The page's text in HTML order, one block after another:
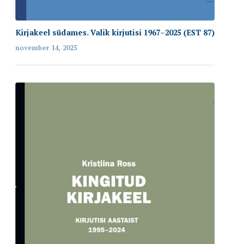
Kirjakeel südames. Valik kirjutisi 1967–2025 (EST 87)
november 14, 2025